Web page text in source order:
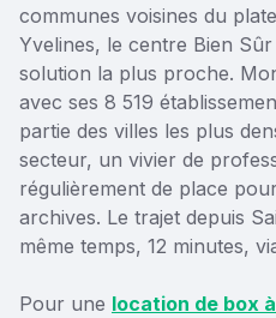
communes voisines du
Yvelines, le centre Bien
solution la plus proche.
avec ses 8 519
partie des villes les plus
secteur, un vivier de
régulièrement de place
archives. Le trajet depuis
même temps, 12 minutes,
Pour une location de box